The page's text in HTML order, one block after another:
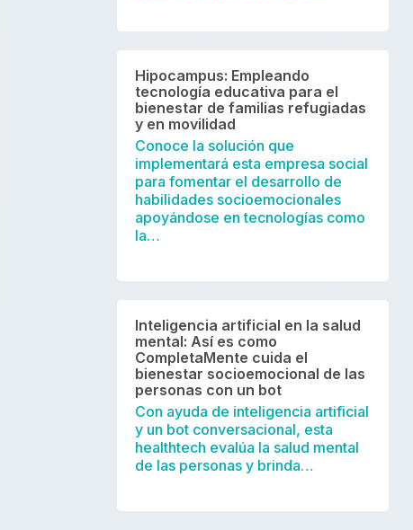
Hipocampus: Empleando
tecnología educativa para el
bienestar de familias refugiadas
y en movilidad
Conoce la solución que
implementará esta empresa social
para fomentar el desarrollo de
habilidades socioemocionales
apoyándose en tecnologías como
la…
Inteligencia artificial en la salud
mental: Así es como
CompletaMente cuida el
bienestar socioemocional de las
personas con un bot
Con ayuda de inteligencia artificial
y un bot conversacional, esta
healthtech evalúa la salud mental
de las personas y brinda…